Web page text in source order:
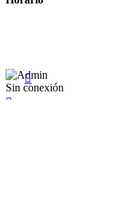
Sin conexión

